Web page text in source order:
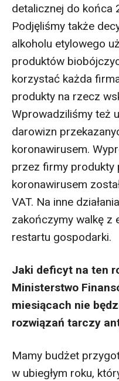
detalicznej do końca
Podjęliśmy także
alkoholu etylowego
produktów
korzystać każda
produkty na rzecz
Wprowadziliśmy też
darowizn
koronawirusem.
przez firmy produkty
koronawirusem
VAT. Na inne
zakończymy walkę z
restartu gospodarki.
Jaki deficyt na ten
Ministerstwo
miesiącach nie
rozwiązań tarczy
Mamy budżet
w ubiegłym roku,